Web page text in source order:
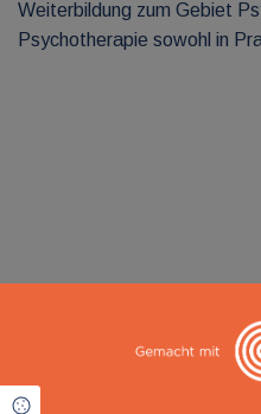
Weiterbildung zum Gebiet
Psychotherapie sowohl in